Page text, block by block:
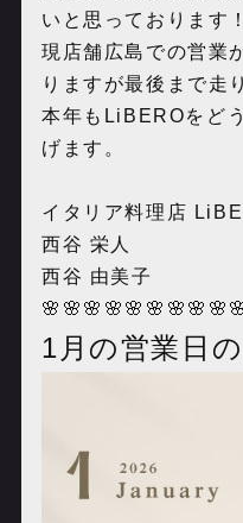
いと思っております！
現店舗広島での営業
りますが最後まで走
本年もLiBEROをど
げます。
イタリア料理店
西谷 栄人
西谷 由美子
1月の営業日